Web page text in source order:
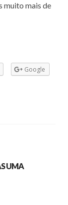
muito mais de
Google
UMA